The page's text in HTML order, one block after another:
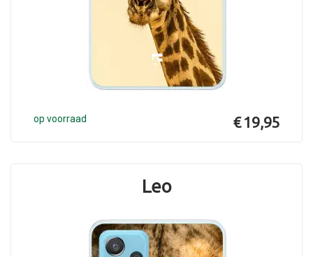
op voorraad € 19,95
Leo